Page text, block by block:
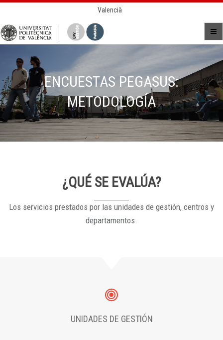
Valencià
ENCUESTAS PEGASUS:
METODOLOGÍA
¿QUÉ SE EVALÚA?
Los servicios prestados por las unidades de gestión, centros y
departamentos.
UNIDADES DE GESTIÓN